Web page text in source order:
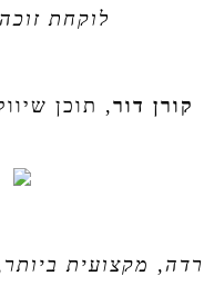
לוקחת
קורן דור, תוכן
מקצועית